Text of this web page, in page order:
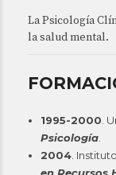
La Psicología
la salud mental.
1995-2000 .
Psicología.
2004.
en Recursos